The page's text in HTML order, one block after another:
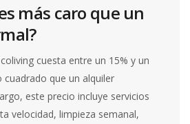
más caro que un
cuesta entre un 15% y un
que un alquiler
este precio incluye servicios
velocidad, limpieza semanal,